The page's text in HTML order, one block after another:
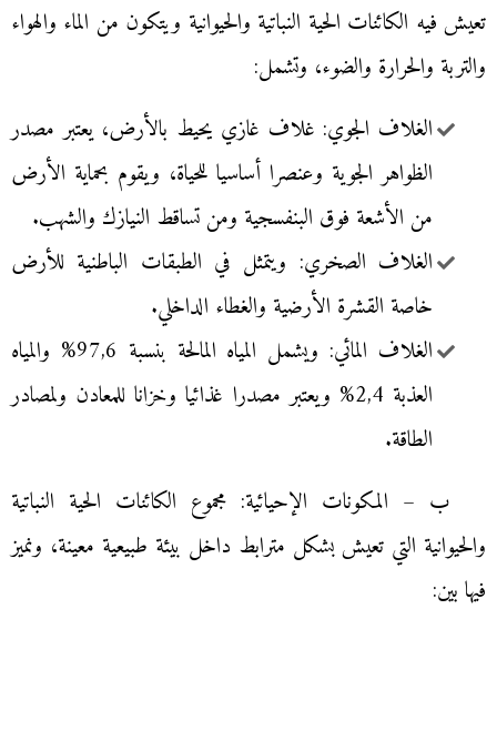
تعيش فيه الكائنات الحية النباتية والحيوانية ويتكون من الماء والهواء
والتربة والحرارة والضوء، وتشمل:
الغلاف الجوي: غلاف غازي يحيط بالأرض، يعتبر مصدر
الظواهر الجوية وعنصرا أساسيا للحياة، ويقوم بحماية الأرض
من الأشعة فوق البنفسجية ومن تساقط النيازك والشهب.
الغلاف الصخري: ويتمثل في الطبقات الباطنية للأرض
خاصة القشرة الأرضية والغطاء الداخلي.
الغلاف المائي: ويشمل المياه المالحة بنسبة 97,6% والمياه
العذبة 2,4% ويعتبر مصدرا غذائيا وخزانا للمعادن ولمصادر
الطاقة.
ب – المكونات الإحيائية: مجموع الكائنات الحية النباتية
والحيوانية التي تعيش بشكل مترابط داخل بيئة طبيعية معينة، ونميز
فيها بين: